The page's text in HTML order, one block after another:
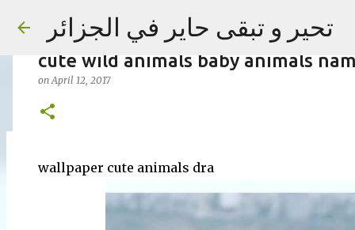
تحير و تبقى حاير في الجزائر
onSeptember 02, 2023
wallpaper cute animals drawings
cartoon cute animals to draw cute
cute wild animals baby animals
onApril 12, 2017
wallpaper cute animals dra